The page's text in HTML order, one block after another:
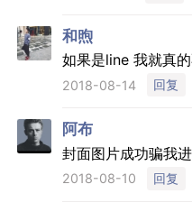
和煦
如果是line 我就真
2018-08-14 回复
阿布
封面图片成功骗我
2018-08-10 回复